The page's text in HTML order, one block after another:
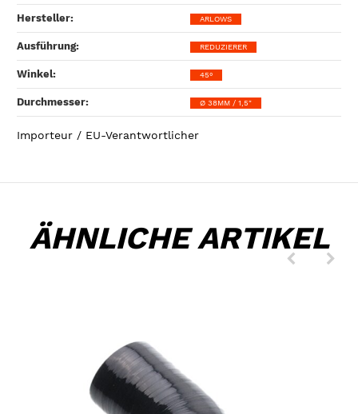
Hersteller‍: ARLOWS
Ausführung‍: REDUZIERER
Winkel‍: 45°
Durchmesser‍: Ø 38MM / 1,5"
Importeur / EU-Verantwortlicher
ÄHNLICHE ARTIKEL